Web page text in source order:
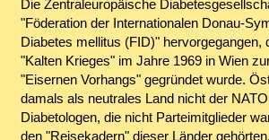
Die Zentraleuropäische
"Föderation der Internationalen Donau-
Diabetes mellitus (FID)" hervorgegangen,
"Kalten Krieges" im Jahre 1969 in Wien
"Eisernen Vorhangs" gegründet wurde.
damals als neutrales Land nicht der
Diabetologen, die nicht Parteimitglieder
den "Reisekadern" dieser Länder